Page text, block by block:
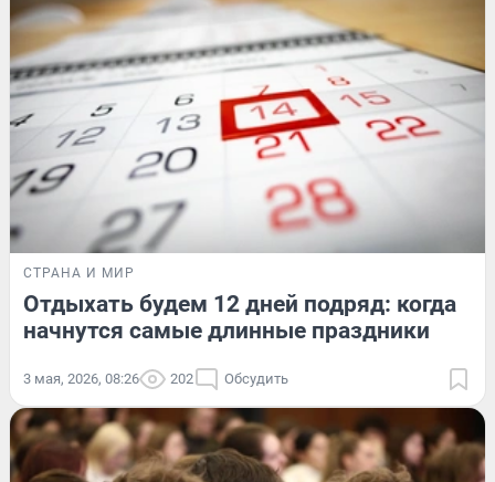
СТРАНА И МИР
Отдыхать будем 12 дней подряд: когда
начнутся самые длинные праздники
3 мая, 2026, 08:26 202 Обсудить